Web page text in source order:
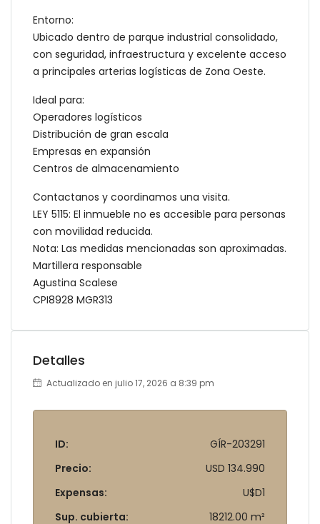
Entorno:
Ubicado dentro de parque industrial consolidado,
con seguridad, infraestructura y excelente acceso
a principales arterias logísticas de Zona Oeste.
Ideal para:
Operadores logísticos
Distribución de gran escala
Empresas en expansión
Centros de almacenamiento
Contactanos y coordinamos una visita.
LEY 5115: El inmueble no es accesible para personas
con movilidad reducida.
Nota: Las medidas mencionadas son aproximadas.
Martillera responsable
Agustina Scalese
CPI8928 MGR313
Detalles
Actualizado en julio 17, 2026 a 8:39 pm
ID:
GÍR-203291
Precio:
USD 134.990
Expensas:
U$D1
Sup. cubierta:
18212.00 m²